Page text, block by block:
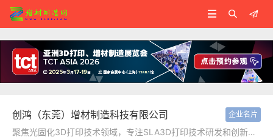



企业名片
创鸿（东莞）增材制造科技有限公司
聚焦光固化3D打印技术领域，专注SLA3D打印技术研发和创新，专业生产和智造SLA装备，专门为广大用户提供设备销售和技术售后服务支持的经营体系。